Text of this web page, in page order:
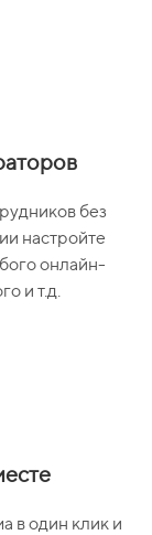
без
настройте
онлайн-
и т.д.
в один клик и